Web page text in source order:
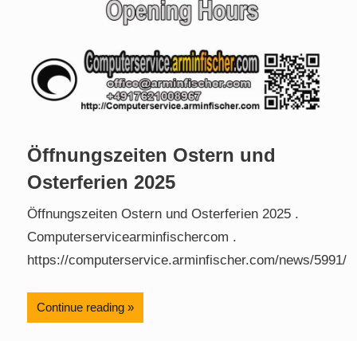
Öffnungszeiten Ostern und
Osterferien 2025
Öffnungszeiten Ostern und Osterferien 2025 .
Computerservicearminfischercom .
https://computerservice.arminfischer.com/news/5991/
Continue reading